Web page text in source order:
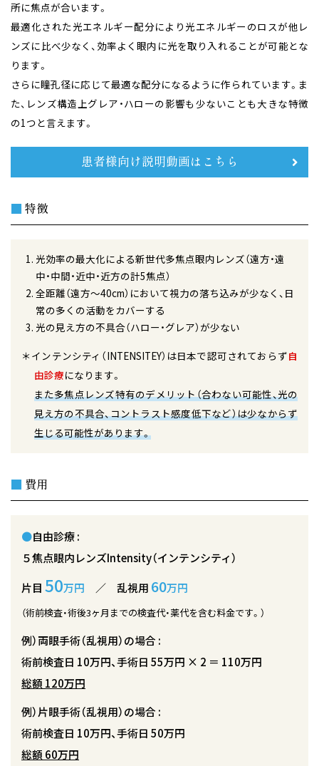
所に焦点が合います。
最適化された光エネルギー配分により光エネルギーのロスが他レ
ンズに比べ少なく、効率よく眼内に光を取り入れることが可能とな
ります。
さらに瞳孔径に応じて最適な配分になるように作られています。 ま
た、レンズ構造上グレア・ハローの影響も少ないことも大きな特徴
の1つと言えます。
患者様向け説明動画はこちら
■ 特徴
光効率の最大化による新世代多焦点眼内レンズ（遠方・遠
中・中間・近中・近方の計5焦点）
全距離（遠方～40cm）において視力の落ち込みが少なく、日
常の多くの活動をカバーする
光の見え方の不具合（ハロー・グレア）が少ない
＊インテンシティ（INTENSITEY）は日本で認可されておらず自
由診療になります。
また多焦点レンズ特有のデメリット（合わない可能性、光の
見え方の不具合、コントラスト感度低下など）は少なからず
生じる可能性があります。
■ 費用
●自由診療 :
５焦点眼内レンズIntensity（インテンシティ）
片目 50万円 ／ 乱視用 60万円
（術前検査・術後3ヶ月までの検査代・薬代を含む料金です。）
例）両眼手術（乱視用）の場合 :
術前検査日 10万円、手術日 55万円 × 2 ＝ 110万円
総額 120万円
例）片眼手術（乱視用）の場合 :
術前検査日 10万円、手術日 50万円
総額 60万円